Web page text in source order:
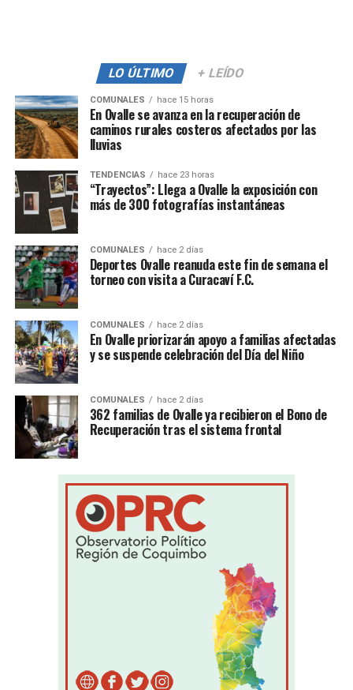
LO ÚLTIMO + LEÍDO
COMUNALES hace 15 horas
En Ovalle se avanza en la recuperación de
caminos rurales costeros afectados por las
lluvias
TENDENCIAS hace 23 horas
“Trayectos”: Llega a Ovalle la exposición con
más de 300 fotografías instantáneas
COMUNALES hace 2 días
Deportes Ovalle reanuda este fin de semana el
torneo con visita a Curacaví F.C.
COMUNALES hace 2 días
En Ovalle priorizarán apoyo a familias afectadas
y se suspende celebración del Día del Niño
COMUNALES hace 2 días
362 familias de Ovalle ya recibieron el Bono de
Recuperación tras el sistema frontal